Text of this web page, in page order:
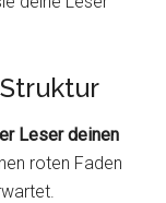
Leser deinen
roten Faden